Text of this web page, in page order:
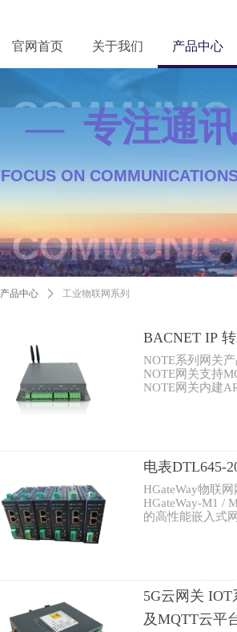
— 专注通
FOCUS ON
— 工业通
INDUSTRIAL
— 工业通
INDUSTRIAL
官网首页 关于我们 产品中心
NOTE系列网关
NOTE网关支持
NOTE网关内建
电表DTL645-
HGateWay物联
HGateWay-M1 /
的高性能嵌入式网
5G云网关
及MQTT云平
产品中心 ꄲ 工业物联网系列